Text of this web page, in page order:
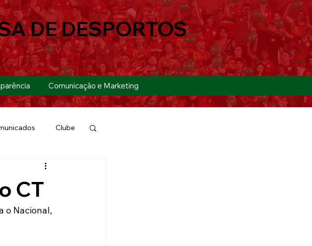
Comunicação e Marketing
DE DESPORTOS
Clube
CT
o Nacional,